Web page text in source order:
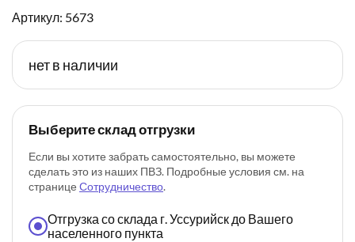
Артикул: 5673
нет в наличии
Выберите склад отгрузки
Если вы хотите забрать самостоятельно, вы можете
сделать это из наших ПВЗ. Подробные условия см. на
странице Сотрудничество.
Отгрузка со склада г. Уссурийск до Вашего
населенного пункта